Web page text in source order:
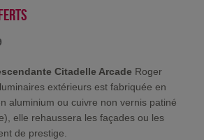
Citadelle Arcade Roger
extérieurs est fabriquée en
aluminium ou cuivre non vernis patiné
elle rehaussera les façades ou les
de prestige.